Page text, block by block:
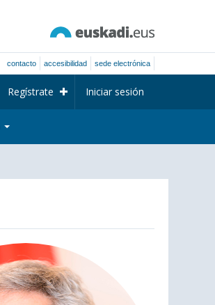
contacto accesibilidad sede electrónica
Regístrate Iniciar sesión